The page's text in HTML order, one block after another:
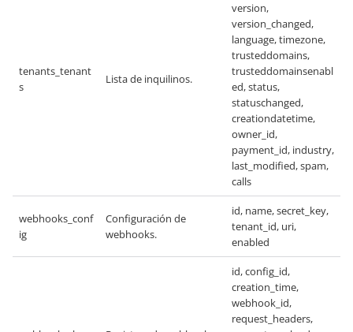
tenants_tenant
s
Lista de inquilinos.
version,
version_changed,
language, timezone,
trusteddomains,
trusteddomainsenabl
ed, status,
statuschanged,
creationdatetime,
owner_id,
payment_id, industry,
last_modified, spam,
calls
webhooks_conf
ig
Configuración de
webhooks.
id, name, secret_key,
tenant_id, uri,
enabled
id, config_id,
creation_time,
webhook_id,
request_headers,